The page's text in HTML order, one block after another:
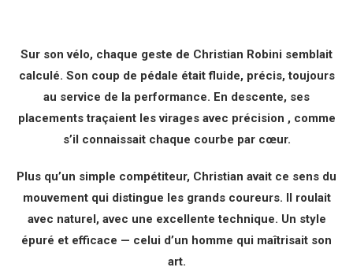
Sur son vélo, chaque geste de Christian Robini semblait
calculé. Son coup de pédale était fluide, précis, toujours
au service de la performance. En descente, ses
placements traçaient les virages avec précision , comme
s’il connaissait chaque courbe par cœur.
Plus qu’un simple compétiteur, Christian avait ce sens du
mouvement qui distingue les grands coureurs. Il roulait
avec naturel, avec une excellente technique. Un style
épuré et efficace — celui d’un homme qui maîtrisait son
art.